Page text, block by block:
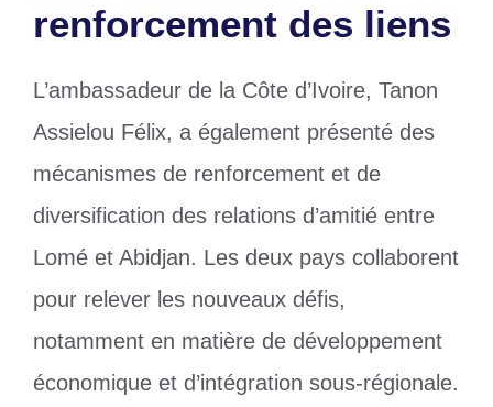
renforcement des liens
L’ambassadeur de la Côte d’Ivoire, Tanon
Assielou Félix, a également présenté des
mécanismes de renforcement et de
diversification des relations d’amitié entre
Lomé et Abidjan. Les deux pays collaborent
pour relever les nouveaux défis,
notamment en matière de développement
économique et d’intégration sous-régionale.